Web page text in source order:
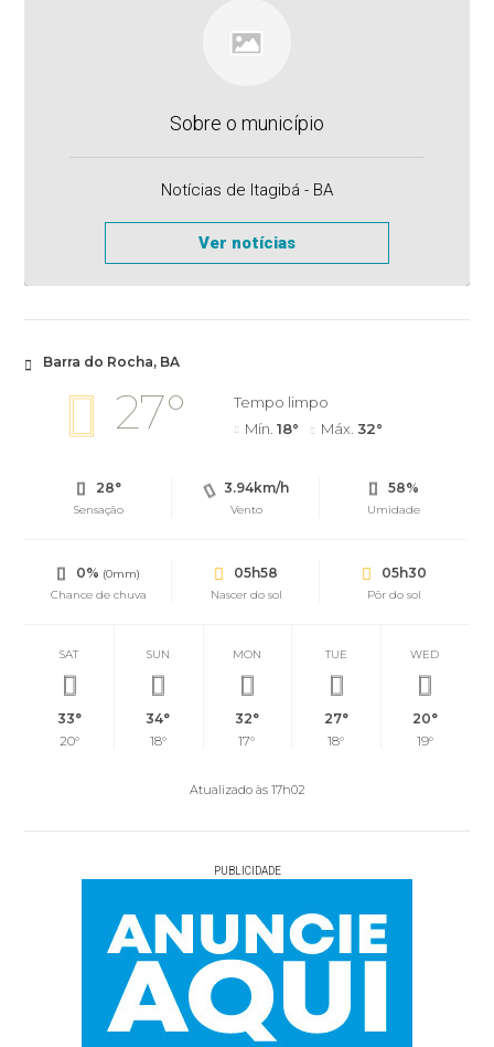
Sobre o município
Notícias de Itagibá - BA
Ver notícias
Barra do Rocha, BA
27°
Tempo limpo
Mín. 18° Máx. 32°
28°
Sensação
3.94km/h
Vento
58%
Umidade
0% (0mm)
Chance de chuva
05h58
Nascer do sol
05h30
Pôr do sol
SAT
33°
20°
SUN
34°
18°
MON
32°
17°
TUE
27°
18°
WED
20°
19°
Atualizado às 17h02
PUBLICIDADE